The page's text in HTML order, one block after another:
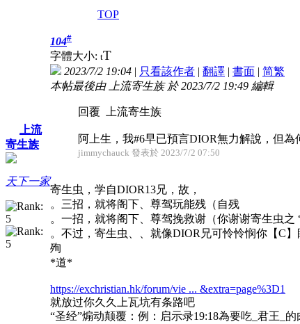
TOP
上流
寄生族
天下一家
104#
字體大小: tT
2023/7/2 19:04 | 只看該作者 | 翻譯 | 書面 | 简繁
本帖最後由 上流寄生族 於 2023/7/2 19:49 編輯
回覆 上流寄生族
阿上生，我#6早已預言DIOR無力解說，但
jimmychauck 發表於 2023/7/2 07:50
寄生虫，学自DIOR13兄，故，
。三招，就将阁下、尊驾玩能残（自残
。一招，就将阁下、尊驾挽救谢（你谢谢寄生虫之
。不过，寄生虫、、就像DIOR兄可怜怜悯你【C
殉
*道*
https://exchristian.hk/forum/vie ... &extra=page%3D1
就放过你久久上瓦坑有条路吧
“圣经”煽动颠覆：例：启示录19:18為要吃_君王_